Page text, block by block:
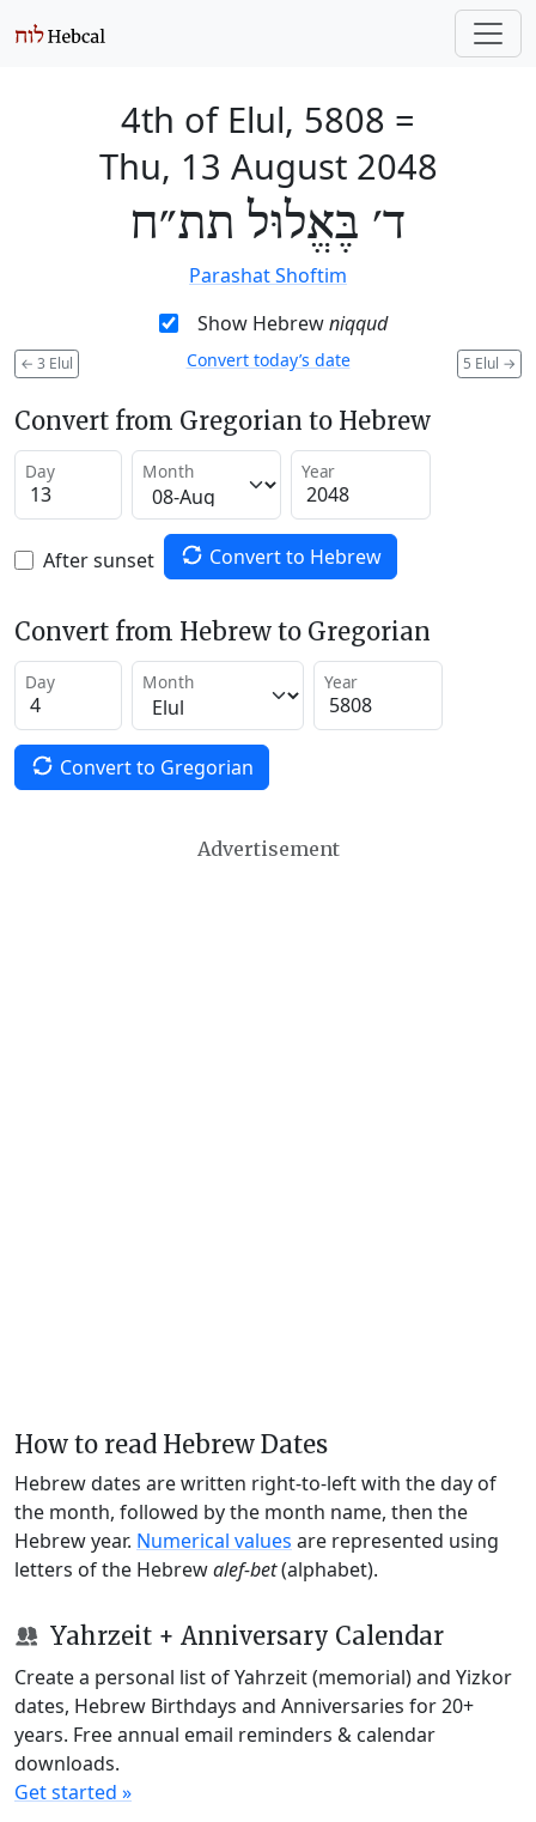
4th of Elul, 5808 =
Thu, 13 August 2048
ד׳ בֶּאֱלוּל תת״ח
Parashat Shoftim
Show Hebrewniqqud
← 3 Elul 5 Elul →
Convert today’s date
Convert from Gregorian to Hebrew
Day Month Year
After sunset Convert to Hebrew
Convert from Hebrew to Gregorian
Day Month Year
Convert to Gregorian
Advertisement
How to read Hebrew Dates
Hebrew dates are written right-to-left with the day of
the month, followed by the month name, then the
Hebrew year. Numerical values are represented using
letters of the Hebrewalef-bet(alphabet).
Yahrzeit + Anniversary Calendar
Create a personal list of Yahrzeit (memorial) and Yizkor
dates, Hebrew Birthdays and Anniversaries for 20+
years. Free annual email reminders & calendar
downloads.
Get started »